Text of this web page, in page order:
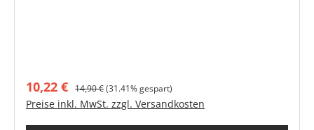
Verkaufspreis:
10,22 € Regulärer Preis:
14,90 €(31.41% gespart)
Preise inkl. MwSt. zzgl. Versandkosten